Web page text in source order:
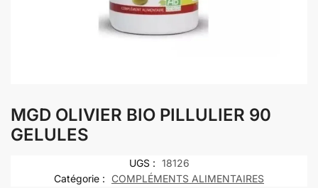
MGD OLIVIER BIO PILLULIER 90
GELULES
UGS : 18126
Catégorie :
COMPLÉMENTS ALIMENTAIRES